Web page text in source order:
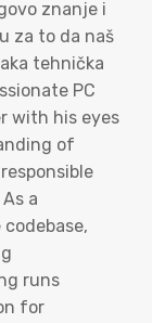
znanje i
za to da naš
tehnička
PC
with his eyes
of
a
runs
for